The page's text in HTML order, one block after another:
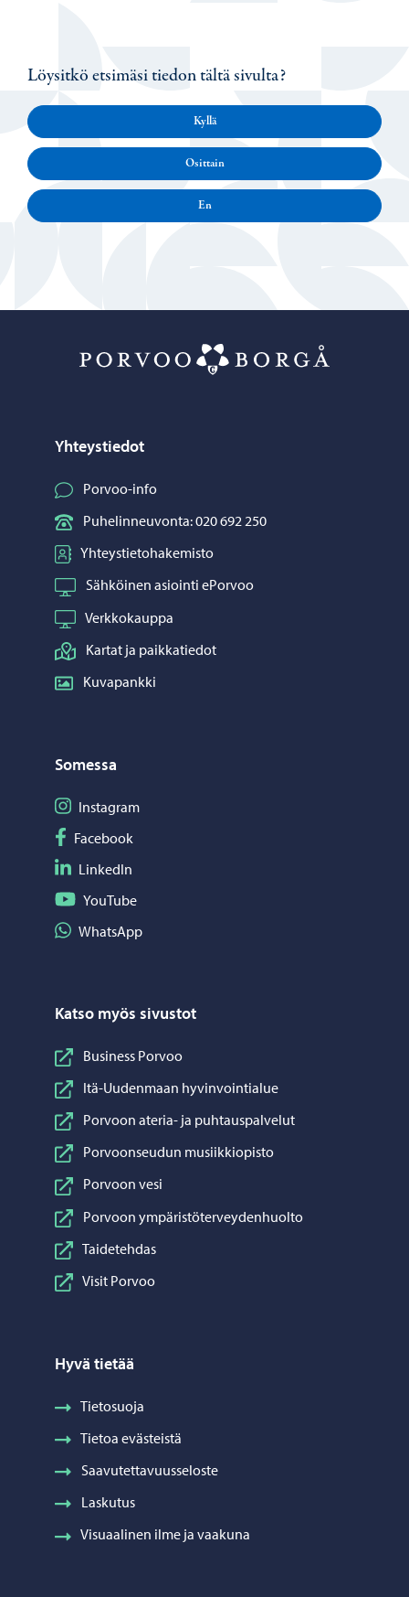
Löysitkö etsimäsi tiedon tältä sivulta?
Kyllä
Osittain
En
Yhteystiedot
Porvoo-info
Puhelinneuvonta: 020 692 250
Yhteystietohakemisto
Sähköinen asiointi ePorvoo
Verkkokauppa
Kartat ja paikkatiedot
Kuvapankki
Somessa
Seuraa Instagram
Instagram
Seuraa Facebook
Facebook
Seuraa LinkedIn
LinkedIn
Seuraa YouTube
YouTube
Jaa WhatsApp
WhatsApp
Katso myös sivustot
Business Porvoo
Itä-Uudenmaan hyvinvointialue
Porvoon ateria- ja puhtauspalvelut
Porvoonseudun musiikkiopisto
Porvoon vesi
Porvoon ympäristöterveydenhuolto
Taidetehdas
Visit Porvoo
Hyvä tietää
Tietosuoja
Tietoa evästeistä
Saavutettavuusseloste
Laskutus
Visuaalinen ilme ja vaakuna